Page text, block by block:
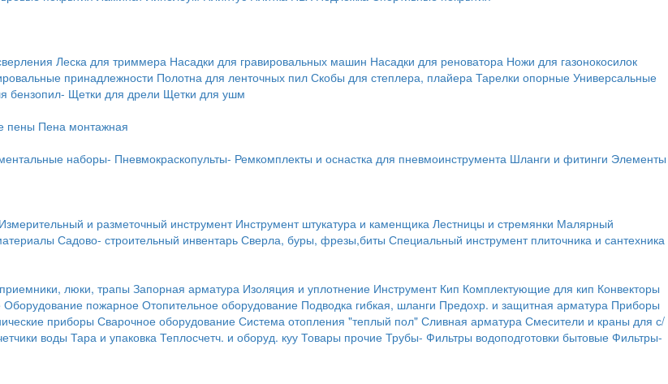
Леска для триммера Насадки для гравировальных машин Насадки для реноватора Ножи для газонокосилок
принадлежности Полотна для ленточных пил Скобы для степлера, плайера Тарелки опорные Универсальные
бензопил- Щетки для дрели Щетки для ушм
пены Пена монтажная
наборы- Пневмокраскопульты- Ремкомплекты и оснастка для пневмоинструмента Шланги и фитинги Элементы
Измерительный и разметочный инструмент Инструмент штукатура и каменщика Лестницы и стремянки Малярный
Садово- строительный инвентарь Сверла, буры, фрезы,биты Специальный инструмент плиточника и сантехника
люки, трапы Запорная арматура Изоляция и уплотнение Инструмент Кип Комплектующие для кип Конвекторы
Оборудование пожарное Отопительное оборудование Подводка гибкая, шланги Предохр. и защитная арматура Приборы
приборы Сварочное оборудование Система отопления "теплый пол" Сливная арматура Смесители и краны для с/
воды Тара и упаковка Теплосчетч. и оборуд. куу Товары прочие Трубы- Фильтры водоподготовки бытовые Фильтры-